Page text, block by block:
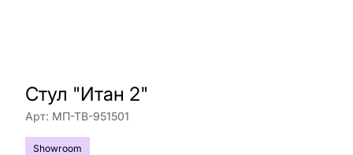
Стул "Итан 2"
Арт: МП-ТВ-951501
Showroom